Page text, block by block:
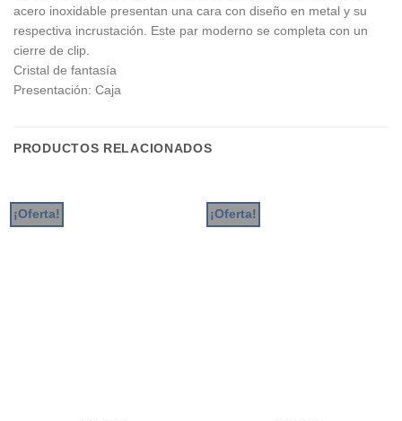
acero inoxidable presentan una cara con diseño en metal y su
respectiva incrustación. Este par moderno se completa con un
cierre de clip.
Cristal de fantasía
Presentación: Caja
PRODUCTOS RELACIONADOS
¡Oferta! ¡Oferta!